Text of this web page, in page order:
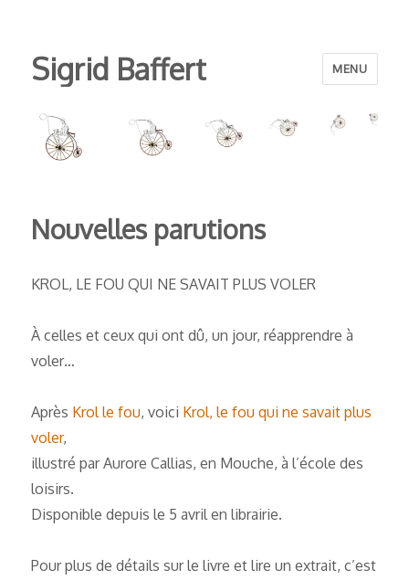
Sigrid Baffert MENU
Nouvelles parutions
KROL, LE FOU QUI NE SAVAIT PLUS VOLER
À celles et ceux qui ont dû, un jour, réapprendre à
voler…
Après Krol le fou, voici Krol, le fou qui ne savait plus
voler,
illustré par Aurore Callias, en Mouche, à l’école des
loisirs.
Disponible depuis le 5 avril en librairie.
Pour plus de détails sur le livre et lire un extrait, c’est